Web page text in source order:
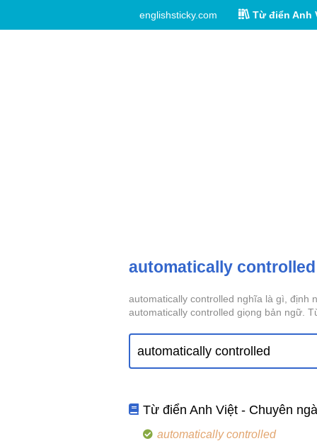
englishsticky.com Từ điển Anh
automatically controlled
automatically controlled nghĩa là gì, định
automatically controlled giọng bản ngữ.
Từ điển Anh Việt - Chuyên
automatically controlled